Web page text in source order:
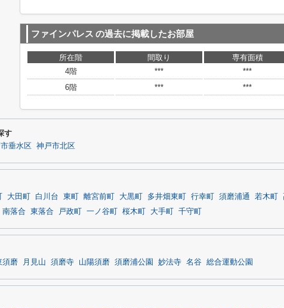
ファインパレス の過去に掲載したお部屋
所在階 間取り 専有面積
4階
*** ***
6階
*** ***
す
垂水区 神戸市北区
大田町 白川台 東町 離宮前町 大黒町 多井畑東町 行幸町 須磨浦通 若木町
南落合 東落合 戸政町 一ノ谷町 桜木町 大手町 千守町
須磨 月見山 須磨寺 山陽須磨 須磨浦公園 妙法寺 名谷 総合運動公園